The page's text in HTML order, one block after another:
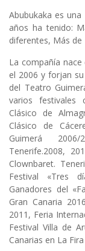
Abubukaka es
años ha tenido:
diferentes, Más de
La compañía
el 2006 y forjan
del Teatro
varios festivales
Clásico de
Clásico de
Guimerá
Tenerife.2008,
Clownbaret.
Festival «Tres
Ganadores del
Gran Canaria
2011, Feria
Festival Villa de
Canarias en La